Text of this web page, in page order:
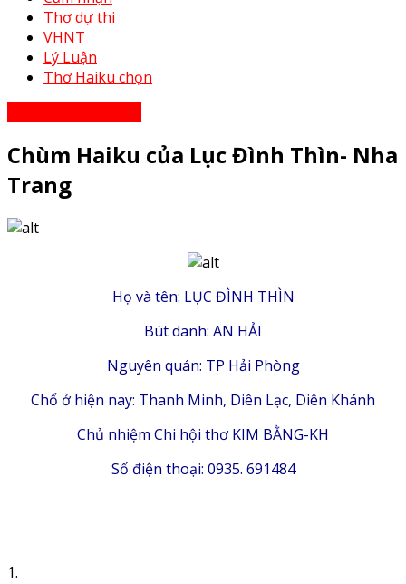
Thơ dự thi
VHNT
Lý Luận
Thơ Haiku chọn
Chùm Haiku của Lục Đình Thìn- Nha
Trang
Họ và tên: LỤC ĐÌNH THÌN
Bút danh: AN HẢI
Nguyên quán: TP Hải Phòng
Chổ ở hiện nay: Thanh Minh, Diên Lạc, Diên Khánh
Chủ nhiệm Chi hội thơ KIM BẰNG-KH
Số điện thoại: 0935. 691484
1.